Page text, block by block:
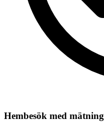
Hembesök med mätning